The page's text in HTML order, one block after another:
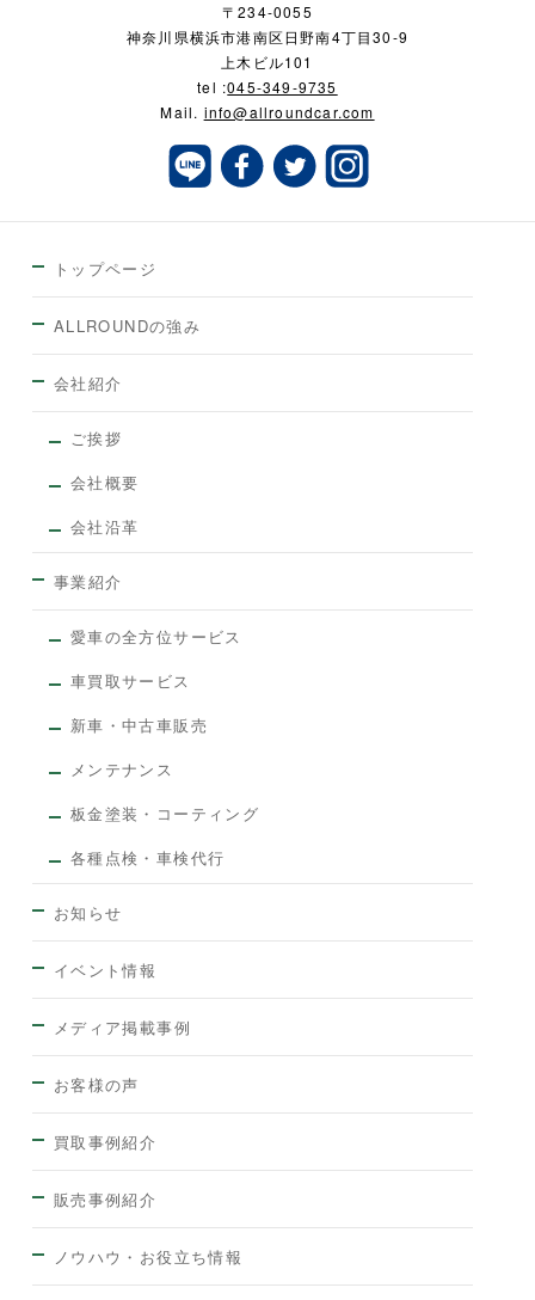
〒234-0055
神奈川県横浜市港南区日野南4丁目30-9
上木ビル101
tel :045-349-9735
Mail. info@allroundcar.com
トップページ
ALLROUNDの強み
会社紹介
ご挨拶
会社概要
会社沿革
事業紹介
愛車の全方位サービス
車買取サービス
新車・中古車販売
メンテナンス
板金塗装・コーティング
各種点検・車検代行
お知らせ
イベント情報
メディア掲載事例
お客様の声
買取事例紹介
販売事例紹介
ノウハウ・お役立ち情報